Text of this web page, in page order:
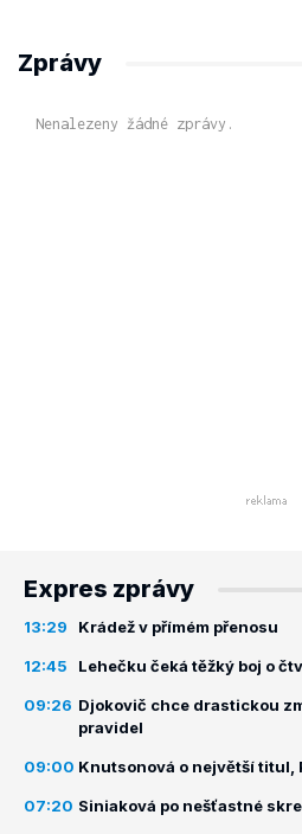
Zprávy
Nenalezeny žádné zprávy.
Expres zprávy
13:29 Krádež v přímém přenosu
12:45 Lehečku čeká těžký boj o
09:26 Djokovič chce drastickou
pravidel
09:00 Knutsonová o největší titul,
07:20 Siniaková po nešťastné